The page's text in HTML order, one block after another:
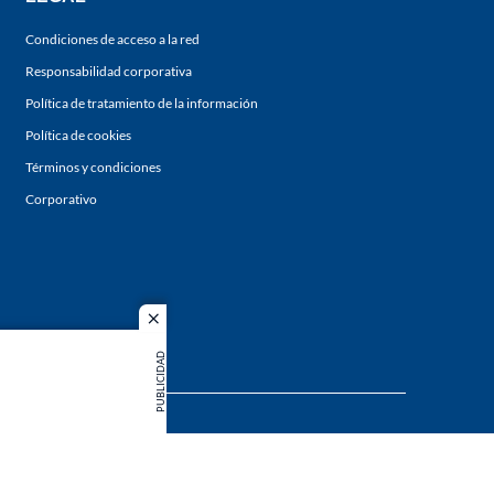
close
PUBLICIDAD
Condiciones de acceso a la red
Responsabilidad corporativa
Política de tratamiento de la información
Política de cookies
Términos y condiciones
Corporativo